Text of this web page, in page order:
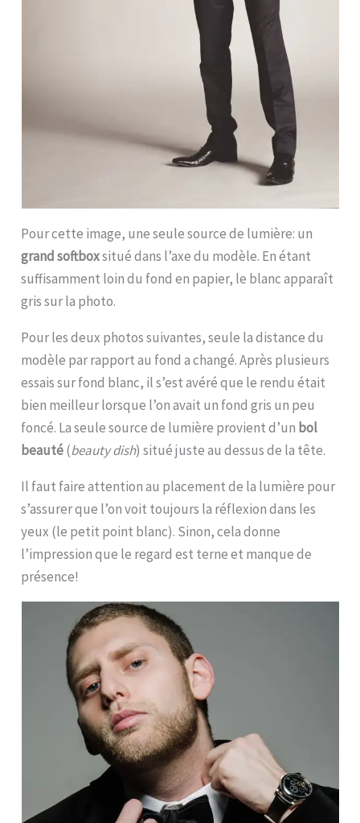
Pour cette image, une seule source de lumière: un
grand softboxsitué dans l’axe du modèle. En étant
suffisamment loin du fond en papier, le blanc apparaît
gris sur la photo.
Pour les deux photos suivantes, seule la distance du
modèle par rapport au fond a changé. Après plusieurs
essais sur fond blanc, il s’est avéré que le rendu était
bien meilleur lorsque l’on avait un fond gris un peu
foncé. La seule source de lumière provient d’un bol
beauté(beauty dish) situé juste au dessus de la tête.
Il faut faire attention au placement de la lumière pour
s’assurer que l’on voit toujours la réflexion dans les
yeux (le petit point blanc). Sinon, cela donne
l’impression que le regard est terne et manque de
présence!